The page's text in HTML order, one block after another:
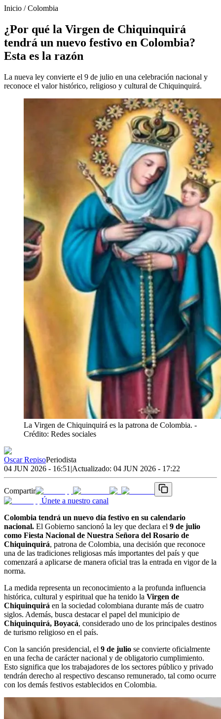
Inicio /Colombia
¿Por qué la Virgen de Chiquinquirá
tendrá un nuevo festivo en Colombia?
Esta es la razón
La nueva ley convierte el 9 de julio en una celebración nacional y
reconoce el valor histórico, religioso y cultural de Chiquinquirá.
La Virgen de Chiquinquirá es la patrona de Colombia. -
Crédito: Redes sociales
Oscar RepisoPeriodista
04 JUN 2026 - 16:51 |Actualizado: 04 JUN 2026 - 17:22
Compartir
Únete a nuestro canal
Colombia tendrá un nuevo día festivo en su calendario
nacional. El Gobierno sancionó la ley que declara el 9 de julio
como Fiesta Nacional de Nuestra Señora del Rosario de
Chiquinquirá, patrona de Colombia, una decisión que reconoce
una de las tradiciones religiosas más importantes del país y que
comenzará a aplicarse de manera oficial tras la entrada en vigor de la
norma.
La medida representa un reconocimiento a la profunda influencia
histórica, cultural y espiritual que ha tenido la Virgen de
Chiquinquirá en la sociedad colombiana durante más de cuatro
siglos. Además, busca destacar el papel del municipio de
Chiquinquirá, Boyacá, considerado uno de los principales destinos
de turismo religioso en el país.
Con la sanción presidencial, el 9 de julio se convierte oficialmente
en una fecha de carácter nacional y de obligatorio cumplimiento.
Esto significa que los trabajadores de los sectores público y privado
tendrán derecho al respectivo descanso remunerado, tal como ocurre
con los demás festivos establecidos en Colombia.